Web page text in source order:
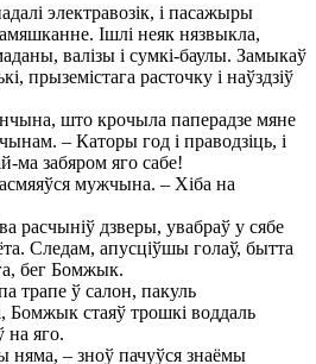
электравозік, і пасажыры
Ішлі неяк нязвыкла,
валізы і сумкі-баулы. Замыкаў
прыземістага расточку і наўздзіў
што крочыла паперадзе мяне
– Каторы год і праводзіць, і
ма забяром яго сабе!
мужчына. – Хіба на
расчыніў дзверы, увабраў у сябе
Следам, апусціўшы голаў, бытта
бег Бомжык.
трапе ў салон, пакуль
Бомжык стаяў трошкі воддаль
на яго.
няма, – зноў пачуўся знаёмы